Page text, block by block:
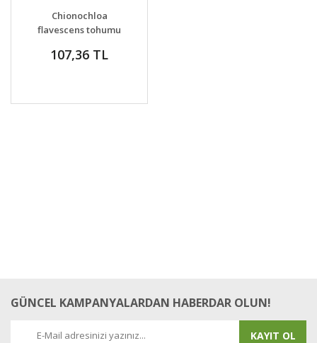
DETAYLAR
VER
Chionochloa
flavescens tohumu
107,36 TL
GÜNCEL KAMPANYALARDAN HABERDAR OLUN!
KAYIT OL